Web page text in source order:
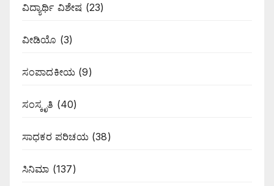
ವಿದ್ಯಾರ್ಥಿ ವಿಶೇಷ (23)
ವೀಡಿಯೊ (3)
ಸಂಪಾದಕೀಯ (9)
ಸಂಸ್ಕೃತಿ (40)
ಸಾಧಕರ ಪರಿಚಯ(38)
ಸಿನಿಮಾ (137)